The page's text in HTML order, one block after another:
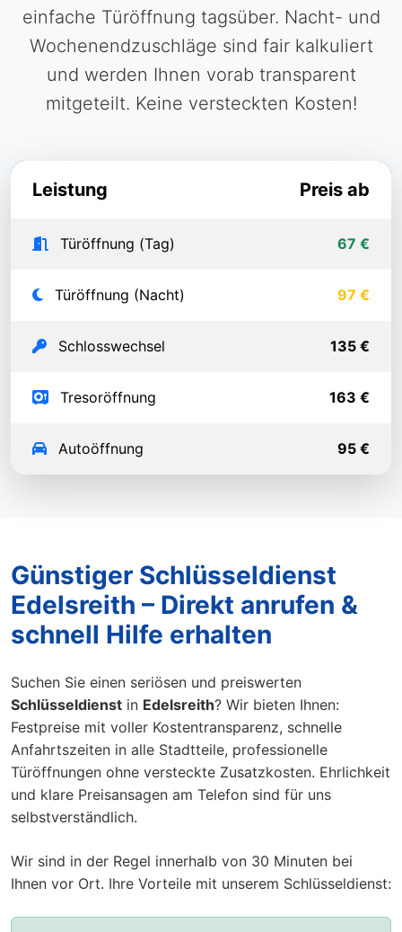
einfache Türöffnung tagsüber. Nacht- und
Wochenendzuschläge sind fair kalkuliert
und werden Ihnen vorab transparent
mitgeteilt. Keine versteckten Kosten!
Leistung Preis ab
Türöffnung (Tag) 67 €
Türöffnung (Nacht) 97 €
Schlosswechsel 135 €
Tresoröffnung 163 €
Autoöffnung 95 €
Günstiger Schlüsseldienst
Edelsreith – Direkt anrufen &
schnell Hilfe erhalten
Suchen Sie einen seriösen und preiswerten
Schlüsseldienst in Edelsreith? Wir bieten Ihnen:
Festpreise mit voller Kostentransparenz, schnelle
Anfahrtszeiten in alle Stadtteile, professionelle
Türöffnungen ohne versteckte Zusatzkosten. Ehrlichkeit
und klare Preisansagen am Telefon sind für uns
selbstverständlich.
Wir sind in der Regel innerhalb von 30 Minuten bei
Ihnen vor Ort. Ihre Vorteile mit unserem Schlüsseldienst: